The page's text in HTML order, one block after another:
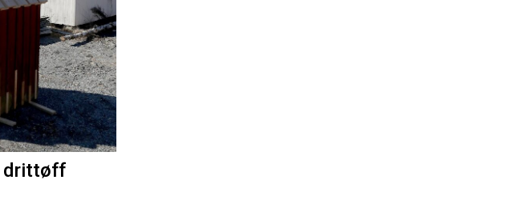
drittøff